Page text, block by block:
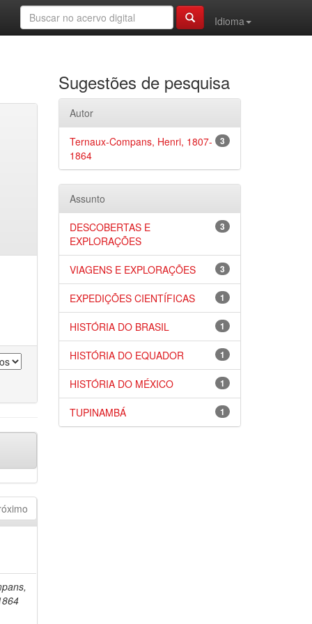
Idioma
Sugestões de pesquisa
Autor
3
Ternaux-Compans, Henri, 1807-
1864
Assunto
3
DESCOBERTAS E
EXPLORAÇÕES
3
VIAGENS E EXPLORAÇÕES
1
EXPEDIÇÕES CIENTÍFICAS
1
HISTÓRIA DO BRASIL
1
HISTÓRIA DO EQUADOR
1
HISTÓRIA DO MÉXICO
1
TUPINAMBÁ